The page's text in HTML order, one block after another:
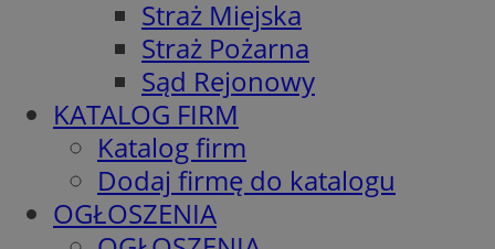
Straż Miejska
Straż Pożarna
Sąd Rejonowy
KATALOG FIRM
Katalog firm
Dodaj firmę do katalogu
OGŁOSZENIA